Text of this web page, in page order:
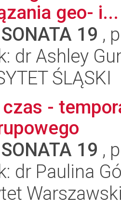
geo- i...
SONATA 19 ,
dr Ashley
ŚLĄSKI
-
SONATA 19 ,
dr Paulina